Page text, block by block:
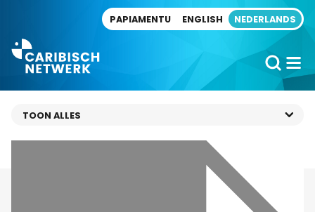
PAPIAMENTU ENGLISH NEDERLANDS